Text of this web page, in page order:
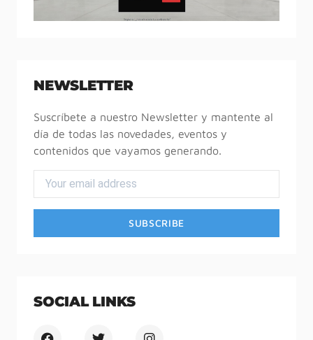
NEWSLETTER
Suscríbete a nuestro Newsletter y mantente al
día de todas las novedades, eventos y
contenidos que vayamos generando.
SOCIAL LINKS